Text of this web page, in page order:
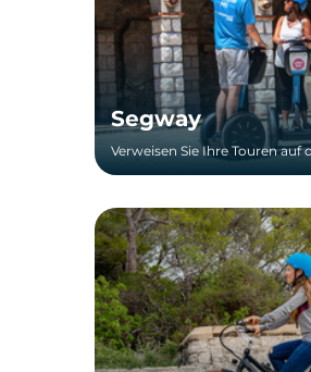
Segway
Verweisen Sie Ihre Touren